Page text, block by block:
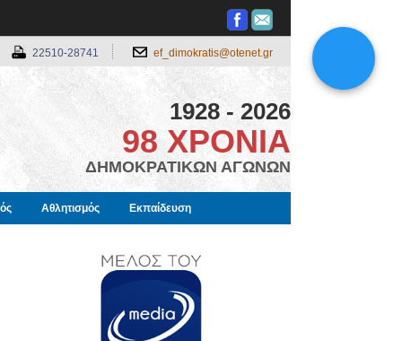
22510-28741 ef_dimokratis@otenet.gr
1928 - 2026
98 ΧΡΟΝΙΑ
ΔΗΜΟΚΡΑΤΙΚΩΝ ΑΓΩΝΩΝ
Αθλητισμός Εκπαίδευση